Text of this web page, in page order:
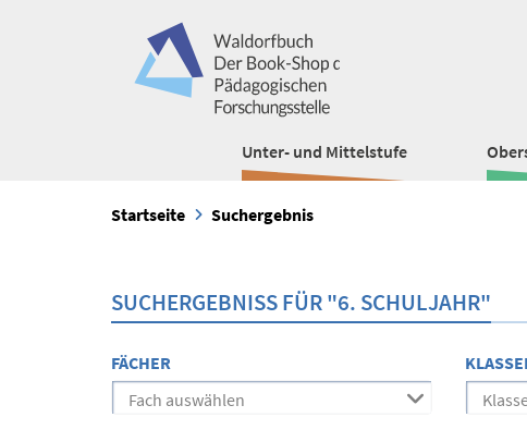
Unter- und Mittelstufe
Startseite Suchergebnis
SUCHERGEBNISS FÜR "6. SCHULJAHR"
FÄCHER
Fach auswählen